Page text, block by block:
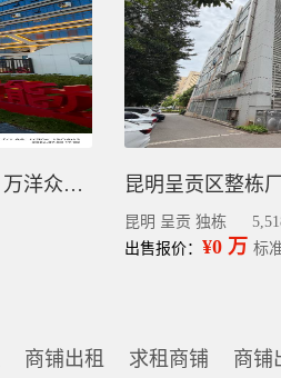
台州温岭独栋厂房出售，万洋众创城工业园区招商，4000平
昆明 呈贡 独栋
出售报价： ¥0 万 标
商铺出租 求租商铺 商铺